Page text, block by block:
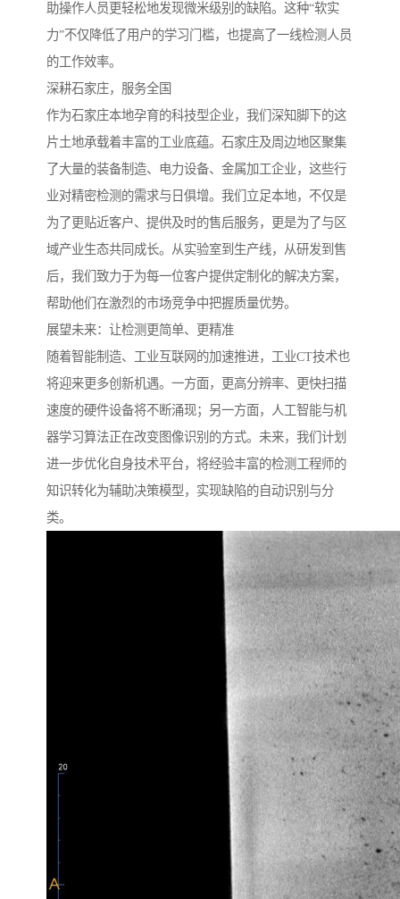
助操作人员更轻松地发现微米级别的缺陷。这种“软实
力”不仅降低了用户的学习门槛，也提高了一线检测人员
的工作效率。
深耕石家庄，服务全国
作为石家庄本地孕育的科技型企业，我们深知脚下的这
片土地承载着丰富的工业底蕴。石家庄及周边地区聚集
了大量的装备制造、电力设备、金属加工企业，这些行
业对精密检测的需求与日俱增。我们立足本地，不仅是
为了更贴近客户、提供及时的售后服务，更是为了与区
域产业生态共同成长。从实验室到生产线，从研发到售
后，我们致力于为每一位客户提供定制化的解决方案，
帮助他们在激烈的市场竞争中把握质量优势。
展望未来：让检测更简单、更精准
随着智能制造、工业互联网的加速推进，工业CT技术也
将迎来更多创新机遇。一方面，更高分辨率、更快扫描
速度的硬件设备将不断涌现；另一方面，人工智能与机
器学习算法正在改变图像识别的方式。未来，我们计划
进一步优化自身技术平台，将经验丰富的检测工程师的
知识转化为辅助决策模型，实现缺陷的自动识别与分
类。